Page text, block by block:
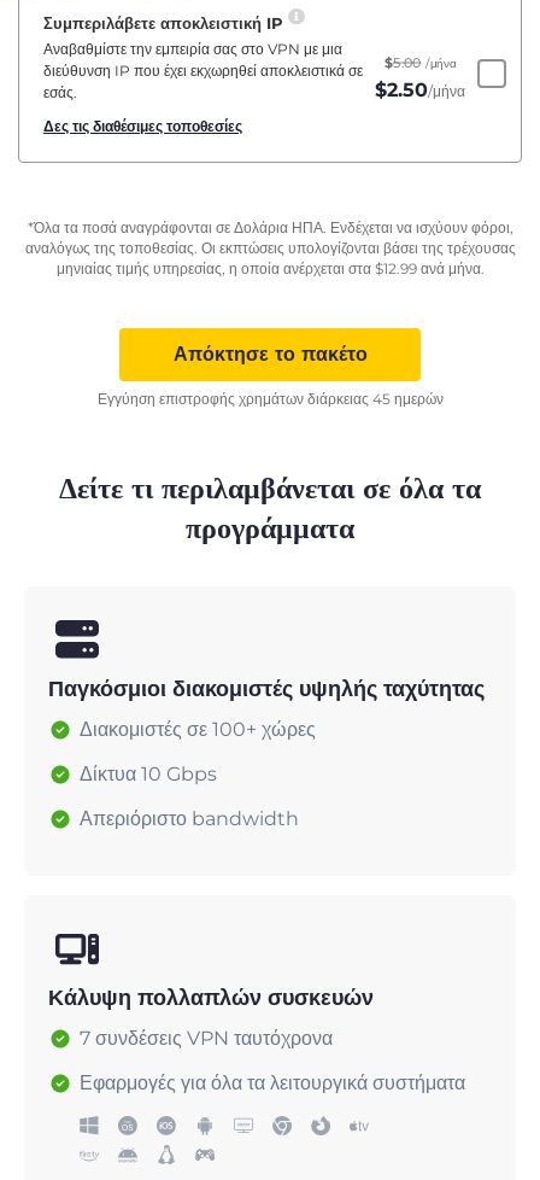
Συμπεριλάβετε αποκλειστική IP
Αναβαθμίστε την εμπειρία σας στο VPN με μια
διεύθυνση IP που έχει εκχωρηθεί αποκλειστικά σε
εσάς.
Δες τις διαθέσιμες τοποθεσίες
$5.00 /μήνα
$2.50/μήνα
*Όλα τα ποσά αναγράφονται σε Δολάρια ΗΠΑ. Ενδέχεται να ισχύουν φόροι,
αναλόγως της τοποθεσίας. Οι εκπτώσεις υπολογίζονται βάσει της τρέχουσας
μηνιαίας τιμής υπηρεσίας, η οποία ανέρχεται στα $12.99ανά μήνα.
Απόκτησε το πακέτο
Εγγύηση επιστροφής χρημάτων διάρκειας 45 ημερών
Δείτε τι περιλαμβάνεται σε όλα τα
προγράμματα
Παγκόσμιοι διακομιστές υψηλής ταχύτητας
Διακομιστές σε 100+ χώρες
Δίκτυα 10 Gbps
Απεριόριστο bandwidth
Κάλυψη πολλαπλών συσκευών
7 συνδέσεις VPN ταυτόχρονα
Εφαρμογές για όλα τα λειτουργικά συστήματα